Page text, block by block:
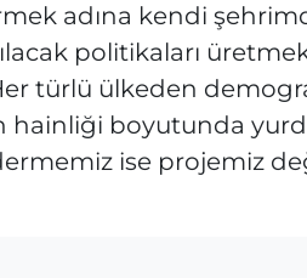
adına kendi
politikaları
türlü ülkeden
hainliği boyutunda
ise projemiz